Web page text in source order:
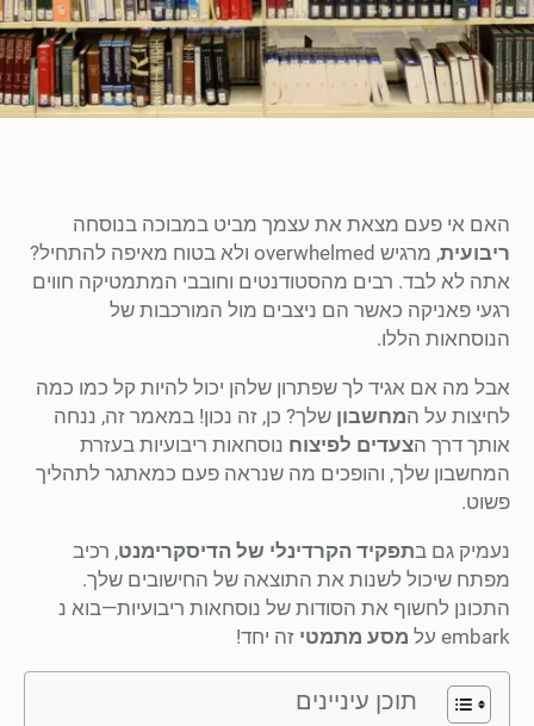
האם אי פעם מצאת את עצמך מביט במבוכה בנוסחה
ריבועית
, מרגיש overwhelmed ולא בטוח מאיפה להתחיל?
אתה לא לבד. רבים מהסטודנטים וחובבי המתמטיקה חווים
רגעי פאניקה כאשר הם ניצבים מול המורכבות של
הנוסחאות הללו.
אבל מה אם אגיד לך שפתרון שלהן יכול להיות קל כמו כמה
לחיצות על המחשבון שלך? כן, זה נכון! במאמר זה, ננחה
אותך דרך הצעדים לפיצוח נוסחאות ריבועיות בעזרת
המחשבון שלך, והופכים מה שנראה פעם כמאתגר לתהליך
פשוט.
נעמיק גם בתפקיד הקרדינלי של הדיסקרימנט, רכיב
מפתח שיכול לשנות את התוצאה של החישובים שלך.
התכונן לחשוף את הסודות של נוסחאות ריבועיות—בוא נ
embark על
מסע מתמטי זה יחד!
תוכן עיניינים